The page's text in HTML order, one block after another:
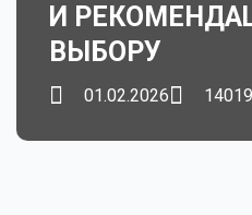
И
ВЫБОРУ
01.02.2026 14019